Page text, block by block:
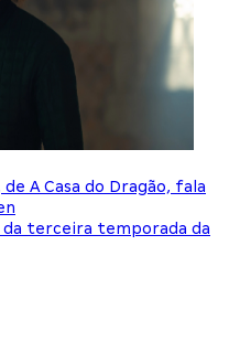
A Casa do Dragão, fala
da terceira temporada da